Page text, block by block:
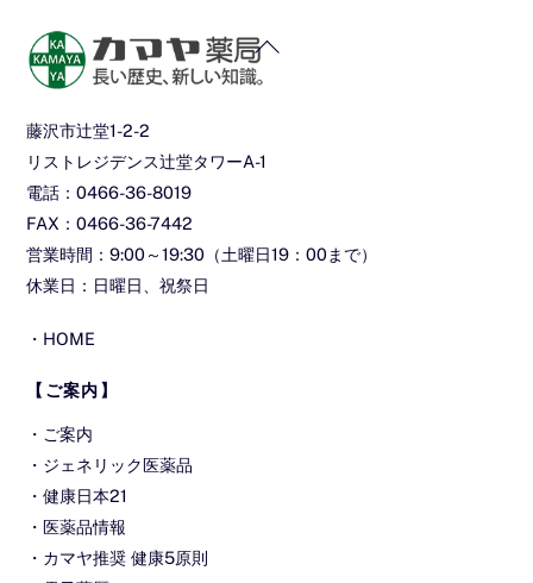
Back
藤沢市辻堂1-2-2
リストレジデンス辻堂タワーA-1
電話：0466-36-8019
FAX：0466-36-7442
営業時間：9:00～19:30（土曜日19：00まで）
休業日：日曜日、祝祭日
・ HOME
【ご案内】
・ ご案内
・ ジェネリック医薬品
・健康日本21
・医薬品情報
・ カマヤ推奨 健康5原則